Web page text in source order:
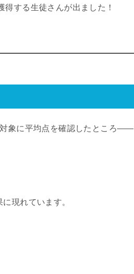
得する生徒さんが出ました！
象に平均点を確認したところ——
現れています。